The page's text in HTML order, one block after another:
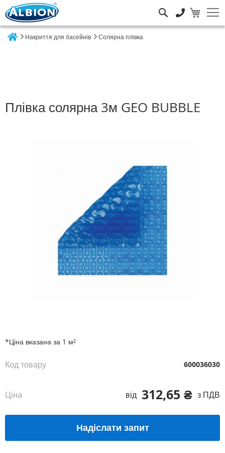
Накриття для басейнів Солярна плівка
Плівка солярна 3м GEO BUBBLE
зображень
*Ціна вказана за 1 м²
312,65 ₴ з ПДВ
Ціна від
Код товару 600036030
Надіслати запит